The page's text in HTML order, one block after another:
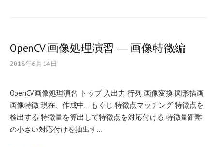
OpenCV 画像処理演習 ― 画像特徴編
2018年6月14日
OpenCV画像処理演習 トップ 入出力 行列 画像変換 図形描画
画像特徴 現在、作成中… もくじ 特徴点マッチング 特徴点を
検出する 特徴量を算出して特徴点を対応付ける 特徴量距離
の小さい対応付けを抽出す…